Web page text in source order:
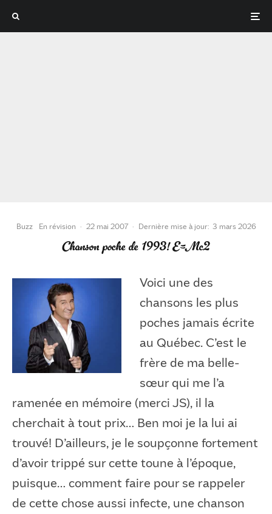
Buzz En révision · 22 mai 2007 · Dernière mise à jour: 3 mars 2026
Chanson poche de 1993! E=Mc2
Voici une des
chansons les plus
poches jamais écrite
au Québec. C’est le
frère de ma belle-
sœur qui me l’a
ramenée en mémoire (merci JS), il la
cherchait à tout prix… Ben moi je la lui ai
trouvé! D’ailleurs, je le soupçonne fortement
d’avoir trippé sur cette toune à l’époque,
puisque… comment faire pour se rappeler
de cette chose aussi infecte, une chanson